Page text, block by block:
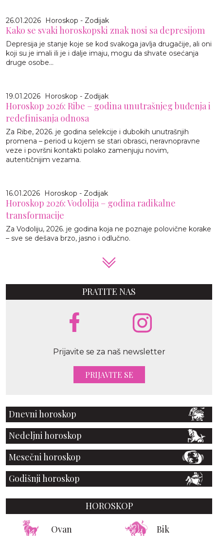
26.01.2026 Horoskop - Zodijak
Kako se svaki horoskopski znak nosi sa depresijom
Depresija je stanje koje se kod svakoga javlja drugačije, ali oni
koji su je imali ili je i dalje imaju, mogu da shvate osećanja
druge osobe...
19.01.2026 Horoskop - Zodijak
Horoskop 2026: Ribe – godina unutrašnjeg buđenja i
redefinisanja odnosa
Za Ribe, 2026. je godina selekcije i dubokih unutrašnjih
promena – period u kojem se stari obrasci, neravnopravne
veze i površni kontakti polako zamenjuju novim,
autentičnijim vezama.
16.01.2026 Horoskop - Zodijak
Horoskop 2026: Vodolija – godina radikalne
transformacije
Za Vodoliju, 2026. je godina koja ne poznaje polovične korake
– sve se dešava brzo, jasno i odlučno.
PRATITE NAS
Prijavite se za naš newsletter
PRIJAVITE SE
Dnevni horoskop
Nedeljni horoskop
Mesečni horoskop
Godišnji horoskop
HOROSKOP
Ovan Bik